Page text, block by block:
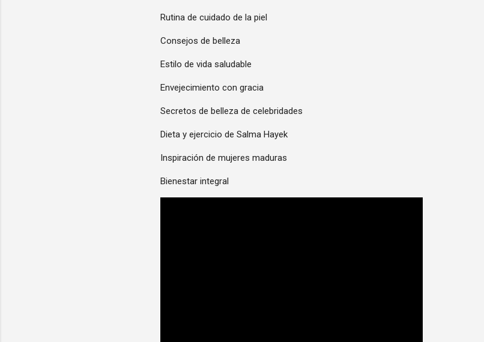
Rutina de cuidado de la piel
Consejos de belleza
Estilo de vida saludable
Envejecimiento con gracia
Secretos de belleza de celebridades
Dieta y ejercicio de Salma Hayek
Inspiración de mujeres maduras
Bienestar integral